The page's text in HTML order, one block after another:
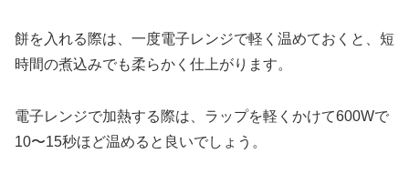
餅を入れる際は、一度電子レンジで軽く温めておくと、短
時間の煮込みでも柔らかく仕上がります。
電子レンジで加熱する際は、ラップを軽くかけて600Wで
10〜15秒ほど温めると良いでしょう。